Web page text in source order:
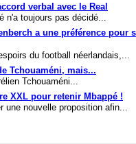
verbal avec le Real
n'a toujours pas décidé...
a une préférence pour
du football néerlandais,...
Tchouaméni, mais...
Tchouaméni...
XXL pour retenir Mbappé !
une nouvelle proposition afin...